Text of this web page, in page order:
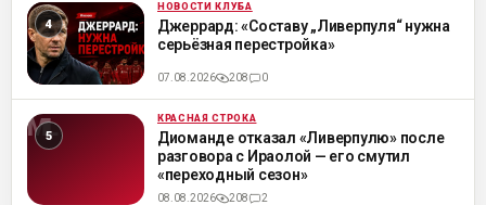
ML НОВОСТИ КЛУБА
Джеррард: «Составу „Ливерпуля“ нужна
серьёзная перестройка»
07.08.2026 208 0
ML КРАСНАЯ СТРОКА
Диоманде отказал «Ливерпулю» после
разговора с Ираолой — его смутил
«переходный сезон»
08.08.2026 208 2